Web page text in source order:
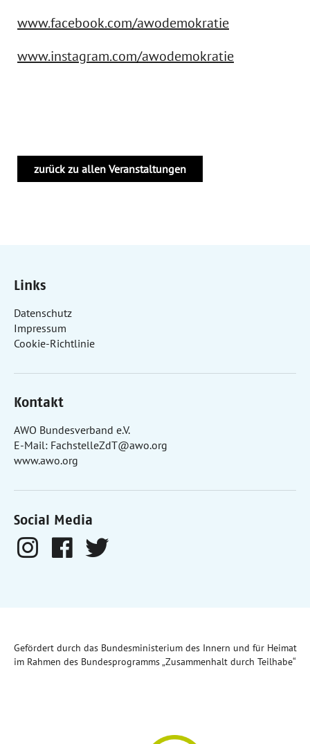
www.facebook.com/awodemokratie
www.instagram.com/awodemokratie
zurück zu allen Veranstaltungen
Links
Datenschutz
Impressum
Cookie-Richtlinie
Kontakt
AWO Bundesverband e.V.
E-Mail: FachstelleZdT@awo.org
www.awo.org
Social Media
Gefördert durch das Bundesministerium des Innern und für Heimat
im Rahmen des Bundesprogramms „Zusammenhalt durch Teilhabe“